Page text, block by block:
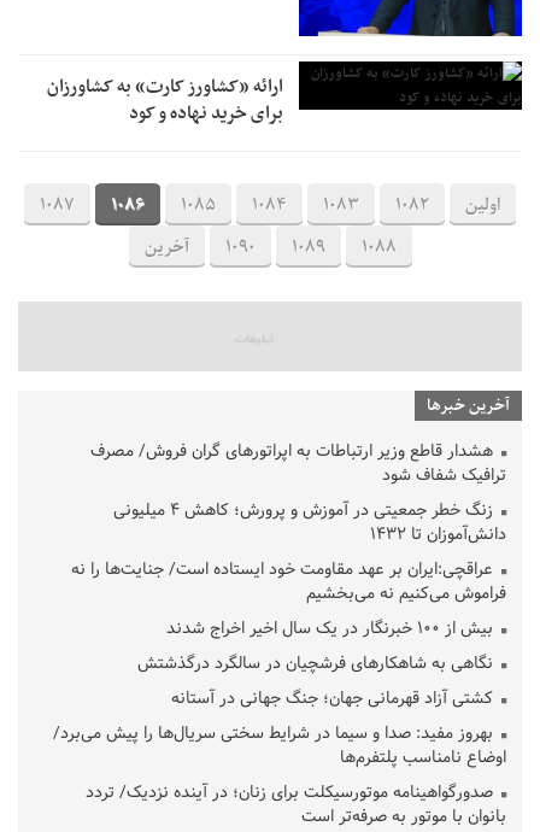
ارائه «کشاورز کارت» به کشاورزان
برای خرید نهاده و کود
اولین 1082
1083
1084
1085
1086
1087
1088
1089
1090 آخرین
آخرین خبرها
هشدار قاطع وزیر ارتباطات به اپراتورهای گران فروش/ مصرف
ترافیک شفاف شود
زنگ خطر جمعیتی در آموزش و پرورش؛ کاهش ۴ میلیونی
دانش‌آموزان تا ۱۴۳۲
عراقچی:ایران بر عهد مقاومت خود ایستاده است/ جنایت‌ها را نه
فراموش می‌کنیم نه می‌بخشیم
بیش از ۱۰۰ خبرنگار در یک سال اخیر اخراج شدند
نگاهی به شاهکارهای فرشچیان در سالگرد درگذشتش
کشتی آزاد قهرمانی جهان؛ جنگ جهانی در آستانه
بهروز مفید: صدا و سیما در شرایط سختی سریال‌ها را پیش می‌برد/
اوضاع نامناسب پلتفرم‌ها
صدورگواهینامه موتورسیکلت برای زنان؛ در آینده نزدیک/ تردد
بانوان با موتور به‌ صرفه‌تر است